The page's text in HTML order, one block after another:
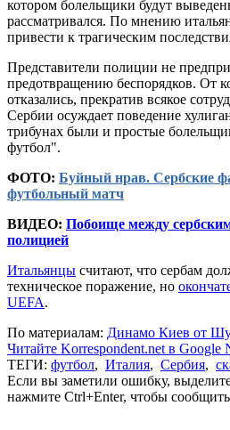
котором болельщики будут
рассматривался. По мнению
привести к трагическим
Представители полиции не
предотвращению беспорядков. От
отказались, прекратив всякое
Сербии осуждает поведение
трибунах были и простые
футбол".
ФОТО: Буйный нрав. Сербские
футбольный матч
ВИДЕО: Побоище между
полицией
Итальянцы считают, что сербам
техническое поражение, но
UEFA.
По материалам: Динамо Киев от
Читайте Korrespondent.net в Google
ТЕГИ: футбол, Италия, Сербия,
Если вы заметили ошибку,
нажмите Ctrl+Enter, чтобы